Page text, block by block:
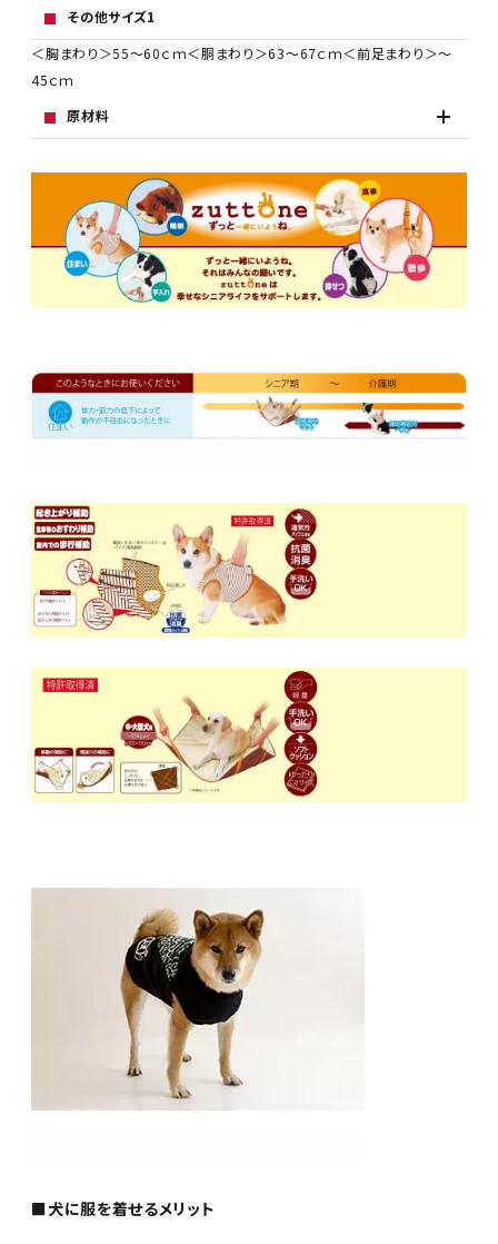
その他サイズ1
＜胸まわり＞55～60ｃｍ＜胴まわり＞63～67ｃｍ＜前足まわり＞～
45ｃｍ
原材料
■犬に服を着せるメリット